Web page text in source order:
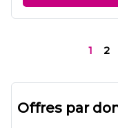
1 2
Offres par